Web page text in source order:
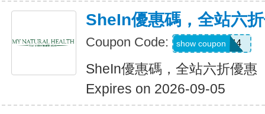
SheIn優惠碼，全站六
Coupon Code: V3A44
show coupon
SheIn優惠碼，全站六折優惠
Expires on 2026-09-05